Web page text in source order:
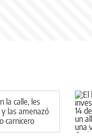
la calle, les
las amenazó
carnicero